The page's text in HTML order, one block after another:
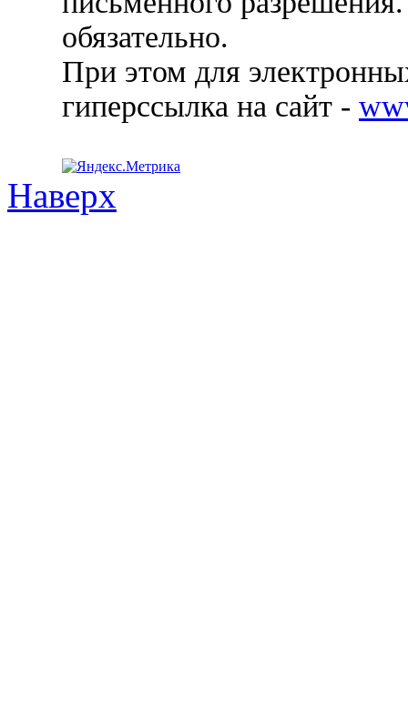
обязательно.
При этом для
гиперссылка на сайт -
Наверх